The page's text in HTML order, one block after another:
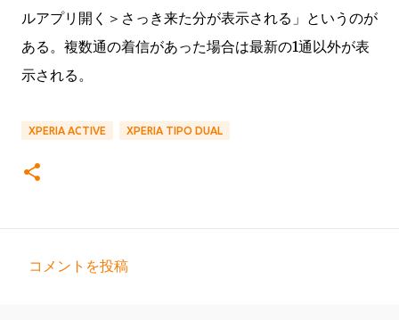
ルアプリ開く＞さっき来た分が表示される」というのが
ある。複数通の着信があった場合は最新の1通以外が表
示される。
XPERIA ACTIVE XPERIA TIPO DUAL
コメントを投稿